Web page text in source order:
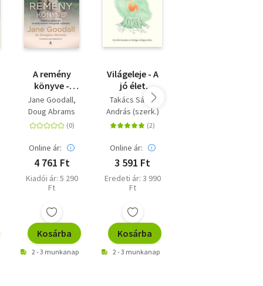
A remény
könyve -
Túlélési
útmutató
veszélyeztetett
bolygónk
számára
Jane Goodall
Doug Abrams
Online ár:
4 761 Ft
Kiadói ár: 5 290
Ft
Kosárba
2 - 3 munkanap
Világeleje - A
jó élet
keresése az
ökológiai
válság
korában
Takács Sánta
András (szerk.)
Online ár:
3 591 Ft
Eredeti ár: 3 990
Ft
Kosárba
2 - 3 munkanap